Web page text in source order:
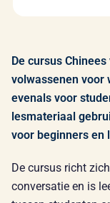
De cursus
volwassenen voor
evenals voor
lesmateriaal
voor beginners en
De cursus richt
conversatie en is